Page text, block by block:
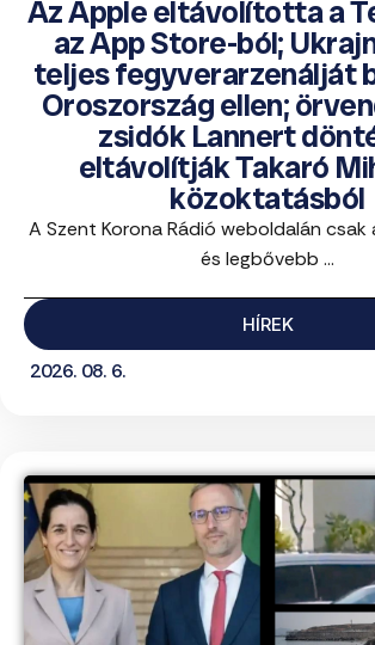
Az Apple eltávolította a
az App Store-ból;
teljes fegyverarzenálját
Oroszország ellen;
zsidók Lannert
eltávolítják Takaró
közoktatásból
A Szent Korona Rádió weboldalán
és legbővebb ...
HÍREK
2026. 08. 6.